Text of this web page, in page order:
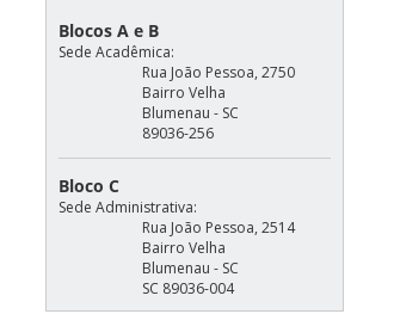
Blocos A e B
Sede Acadêmica:
Rua João Pessoa, 2750
Bairro Velha
Blumenau - SC
89036-256
Bloco C
Sede Administrativa:
Rua João Pessoa, 2514
Bairro Velha
Blumenau - SC
SC 89036-004